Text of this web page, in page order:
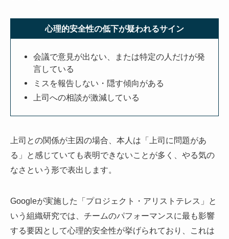
心理的安全性の低下が疑われるサイン
会議で意見が出ない、または特定の人だけが発
言している
ミスを報告しない・隠す傾向がある
上司への相談が激減している
上司との関係が主因の場合、本人は「上司に問題があ
る」と感じていても表明できないことが多く、やる気の
なさという形で表出します。
Googleが実施した「プロジェクト・アリストテレス」と
いう組織研究では、チームのパフォーマンスに最も影響
する要因として心理的安全性が挙げられており、これは